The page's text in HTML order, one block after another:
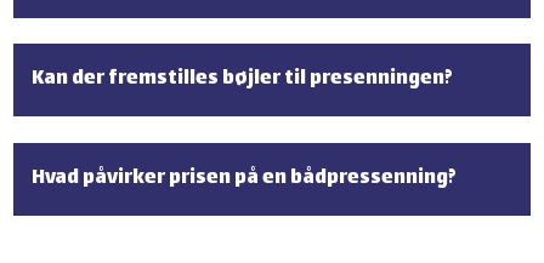
Kan der fremstilles bøjler til presenningen?
Hvad påvirker prisen på en bådpressenning?